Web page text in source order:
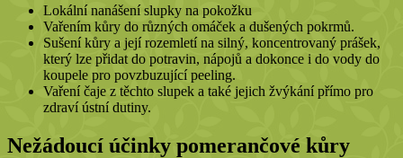
Lokální nanášení slupky na pokožku
Vařením kůry do různých omáček a dušených pokrmů.
Sušení kůry a její rozemletí na silný, koncentrovaný prášek,
který lze přidat do potravin, nápojů a dokonce i do vody do
koupele pro povzbuzující peeling.
Vaření čaje z těchto slupek a také jejich žvýkání přímo pro
zdraví ústní dutiny.
Nežádoucí účinky pomerančové kůry